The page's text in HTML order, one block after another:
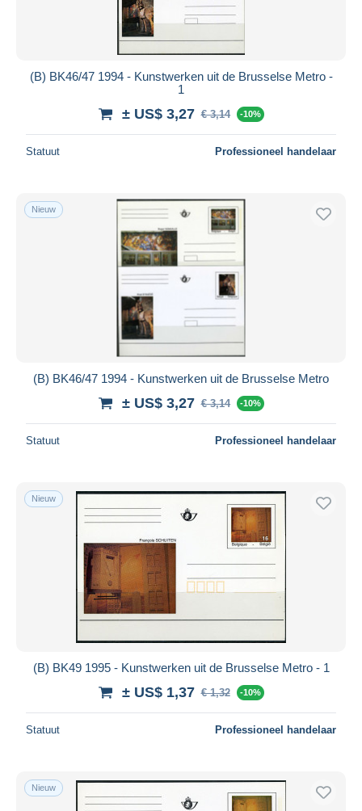
(B) BK46/47 1994 - Kunstwerken uit de Brusselse Metro -
1
± US$ 3,27 € 3,14 -10%
Statuut Professioneel handelaar
Nieuw
(B) BK46/47 1994 - Kunstwerken uit de Brusselse Metro
± US$ 3,27 € 3,14 -10%
Statuut Professioneel handelaar
Nieuw
(B) BK49 1995 - Kunstwerken uit de Brusselse Metro - 1
± US$ 1,37 € 1,32 -10%
Statuut Professioneel handelaar
Nieuw